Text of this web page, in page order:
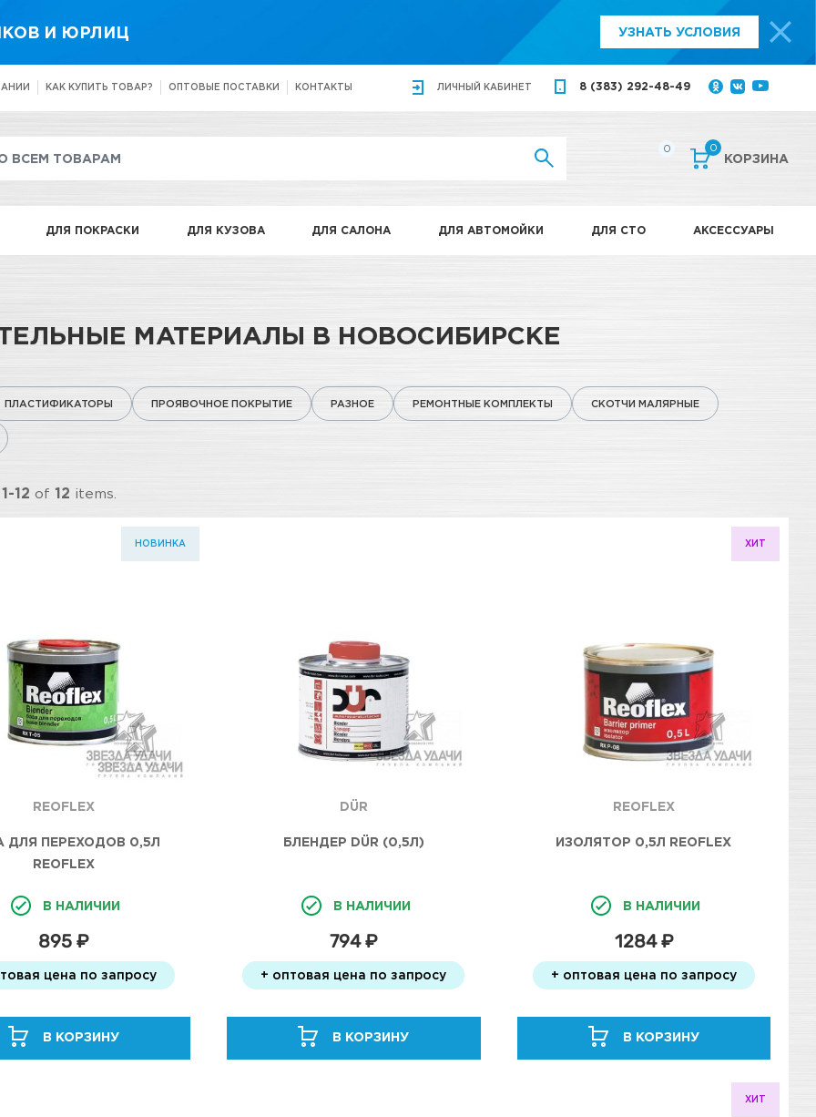
И ЮРЛИЦ УЗНАТЬ УСЛОВИЯ
КАК КУПИТЬ ТОВАР? ОПТОВЫЕ ПОСТАВКИ КОНТАКТЫ ЛИЧНЫЙ КАБИНЕТ 8 (383) 292-48-49
0 0
КОРЗИНА
ДЛЯ ПОКРАСКИ ДЛЯ КУЗОВА ДЛЯ САЛОНА ДЛЯ АВТОМОЙКИ ДЛЯ СТО АКСЕССУАРЫ
МАТЕРИАЛЫ В НОВОСИБИРСКЕ
ПЛАСТИФИКАТОРЫ ПРОЯВОЧНОЕ ПОКРЫТИЕ РАЗНОЕ РЕМОНТНЫЕ КОМПЛЕКТЫ СКОТЧИ МАЛЯРНЫЕ
1-12 of 12 items.
НОВИНКА
REOFLEX
ДЛЯ ПЕРЕХОДОВ 0,5Л
REOFLEX
В НАЛИЧИИ
895 ₽
цена по запросу
В КОРЗИНУ
DÜR
БЛЕНДЕР DÜR (0,5Л)
В НАЛИЧИИ
794 ₽
+ оптовая цена по запросу
В КОРЗИНУ
ХИТ
REOFLEX
ИЗОЛЯТОР 0,5Л REOFLEX
В НАЛИЧИИ
1284 ₽
+ оптовая цена по запросу
В КОРЗИНУ
ХИТ